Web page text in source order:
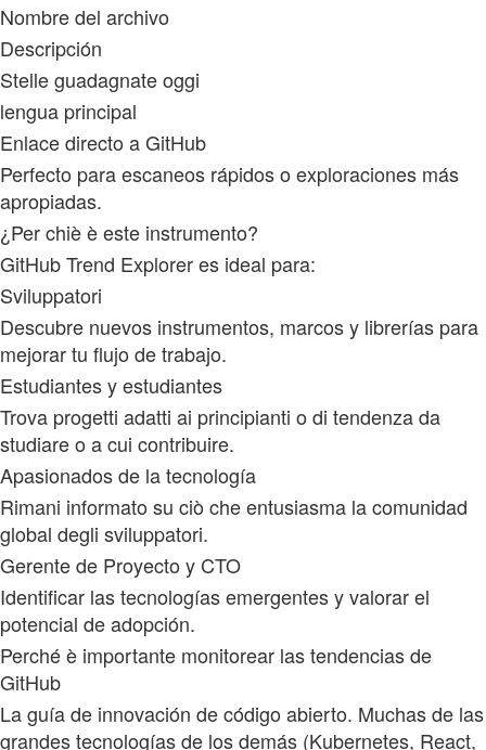
Nombre del archivo
Descripción
Stelle guadagnate oggi
lengua principal
Enlace directo a GitHub
Perfecto para escaneos rápidos o exploraciones más
apropiadas.
¿Per chiè è este instrumento?
GitHub Trend Explorer es ideal para:
Sviluppatori
Descubre nuevos instrumentos, marcos y librerías para
mejorar tu flujo de trabajo.
Estudiantes y estudiantes
Trova progetti adatti ai principianti o di tendenza da
studiare o a cui contribuire.
Apasionados de la tecnología
Rimani informato su ciò che entusiasma la comunidad
global degli sviluppatori.
Gerente de Proyecto y CTO
Identificar las tecnologías emergentes y valorar el
potencial de adopción.
Perché è importante monitorear las tendencias de
GitHub
La guía de innovación de código abierto. Muchas de las
grandes tecnologías de los demás (Kubernetes, React,